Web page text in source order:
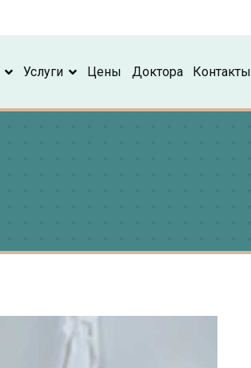
Услуги Цены Доктора Контакты